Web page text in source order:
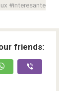
#interesante
friends: